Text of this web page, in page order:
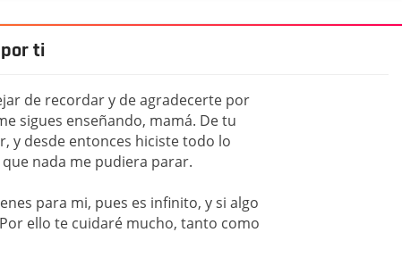
ti
de recordar y de agradecerte por
sigues enseñando, mamá. De tu
y desde entonces hiciste todo lo
nada me pudiera parar.
para mi, pues es infinito, y si algo
ello te cuidaré mucho, tanto como